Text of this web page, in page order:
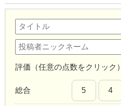
評価（任意の点数をクリック）
総合 5 4